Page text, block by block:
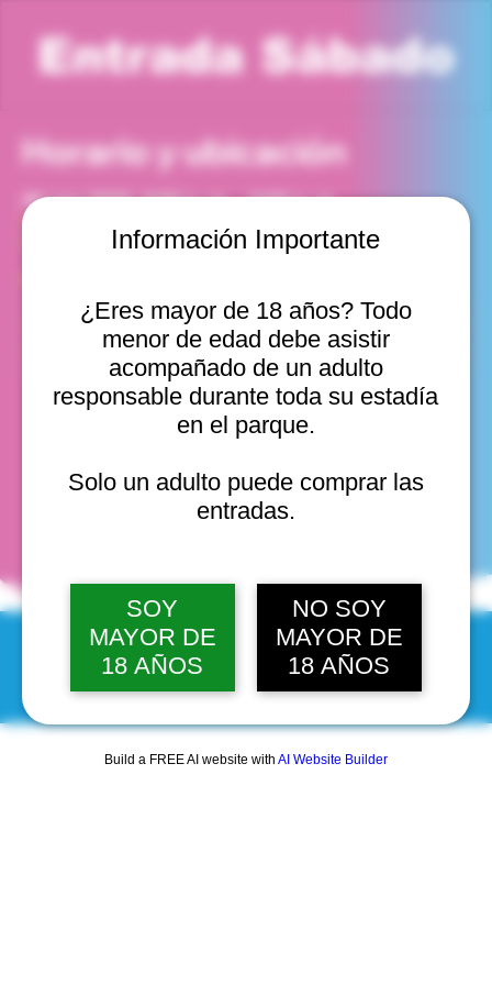
Información Importante
¿Eres mayor de 18 años? Todo
menor de edad debe asistir
acompañado de un adulto
responsable durante toda su estadía
en el parque.
Solo un adulto puede comprar las
entradas.
SOY
MAYOR DE
18 AÑOS
NO SOY
MAYOR DE
18 AÑOS
Build a FREE AI website with AI Website Builder
Entrada Sábado
Horario y ubicación
30 ago 2025, 8:00 p. m. – 9:00 p. m.
Viña del Mar, Cam. Internacional 2440, Viña del Mar,
Valparaíso, Chile
sáb, 08 ago, 2:00 p. m.
sáb, 08 ago, 3:00 p. m.
sáb, 08 ago, 4:00 p. m.
Ver 18
fechas
© 2025 by Scantastic.